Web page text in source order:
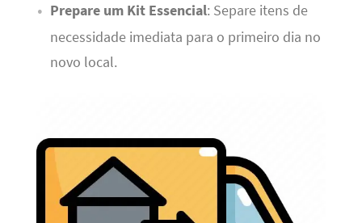
Prepare um Kit Essencial: Separe itens de
necessidade imediata para o primeiro dia no
novo local.